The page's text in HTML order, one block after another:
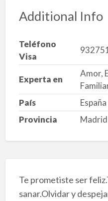
Additional Info
Teléfono
Visa
Experta en
Amor,
País
España
Provincia
Madrid
Te prometiste ser
sanar.Olvidar y